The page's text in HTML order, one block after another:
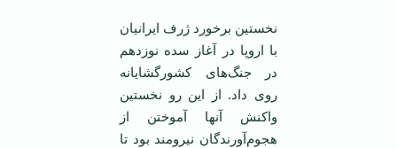
نخستین برخورد ژرف ایرانیان
با اروپا در آغاز سده نوزدهم
در جنگ‌های کشورگشایانه
روی داد. از این رو نخستین
واکنش آنها آموختن از
هجوم‌آورندگان نیرومند بود تا